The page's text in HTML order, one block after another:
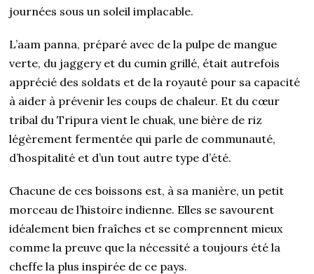
journées sous un soleil implacable.
L’aam panna, préparé avec de la pulpe de mangue
verte, du jaggery et du cumin grillé, était autrefois
apprécié des soldats et de la royauté pour sa capacité
à aider à prévenir les coups de chaleur. Et du cœur
tribal du Tripura vient le chuak, une bière de riz
légèrement fermentée qui parle de communauté,
d’hospitalité et d’un tout autre type d’été.
Chacune de ces boissons est, à sa manière, un petit
morceau de l’histoire indienne. Elles se savourent
idéalement bien fraîches et se comprennent mieux
comme la preuve que la nécessité a toujours été la
cheffe la plus inspirée de ce pays.